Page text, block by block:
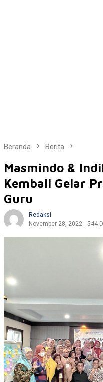
Beranda Berita
Masmindo &
Kembali Gelar
Guru
Redaksi
November 28, 2022
544